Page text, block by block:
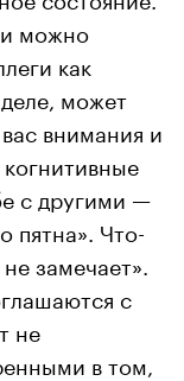
можно
как
может
внимания и
с другими —
пятна». Что-
замечает».
с
не
в том,